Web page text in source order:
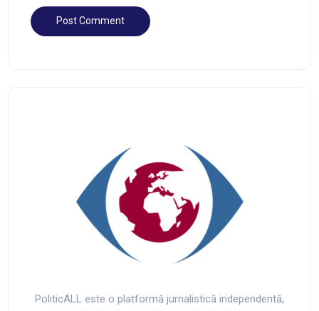
PoliticALL este o platformă jurnalistică independentă,